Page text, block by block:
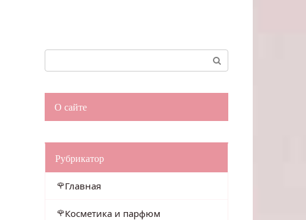
О сайте
Рубрикатор
Главная
Косметика и парфюм